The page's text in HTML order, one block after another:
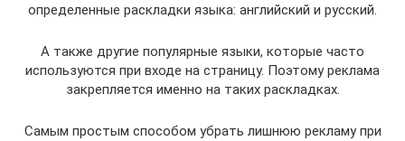
определенные раскладки языка: английский и русский.
А также другие популярные языки, которые часто
используются при входе на страницу. Поэтому реклама
закрепляется именно на таких раскладках.
Самым простым способом убрать лишнюю рекламу при